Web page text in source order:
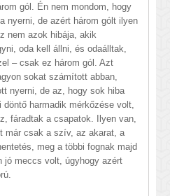
gól. Én nem mondom, hogy
nyerni, de azért három gólt ilyen
nem azok hibája, akik
oda kell állni, és odaálltak,
– csak ez három gól. Azt
sokat számított abban,
nyerni, de az, hogy sok hiba
harmadik mérkőzése volt,
fáradtak a csapatok. Ilyen van,
már csak a szív, az akarat, a
meg a többi fognak majd
jó meccs volt, úgyhogy azért